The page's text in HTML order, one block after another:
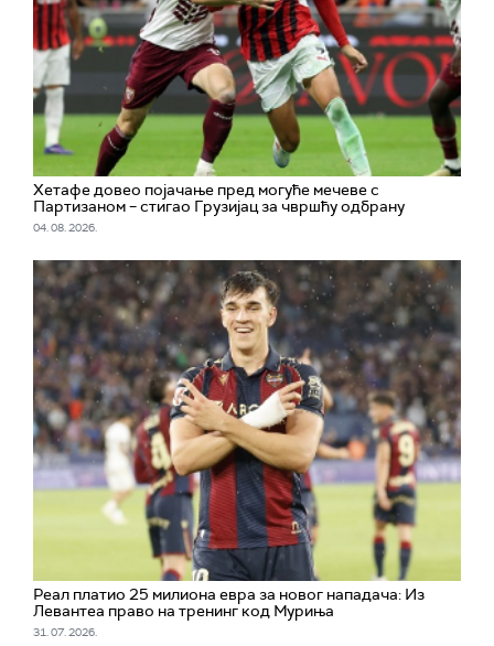
Хетафе довео појачање пред могуће мечеве с
Партизаном – стигао Грузијац за чвршћу одбрану
04. 08. 2026.
Реал платио 25 милиона евра за новог нападача: Из
Левантеа право на тренинг код Муриња
31. 07. 2026.